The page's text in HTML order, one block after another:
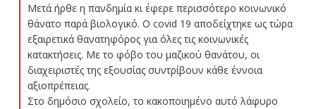
Μετά ήρθε η πανδημία κι έφερε περισσότερο κοινωνικό
θάνατο παρά βιολογικό. Ο covid 19 αποδείχτηκε ως τώρα
εξαιρετικά θανατηφόρος για όλες τις κοινωνικές
κατακτήσεις. Με το φόβο του μαζικού θανάτου, οι
διαχειριστές της εξουσίας συντρίβουν κάθε έννοια
αξιοπρέπειας.
Στο δημόσιο σχολείο, το κακοποιημένο αυτό λάφυρο